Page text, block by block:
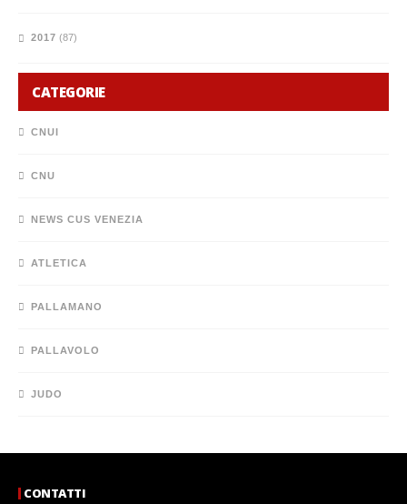
2017 (87)
CATEGORIE
CNUI
CNU
NEWS CUS VENEZIA
ATLETICA
PALLAMANO
PALLAVOLO
JUDO
CONTATTI